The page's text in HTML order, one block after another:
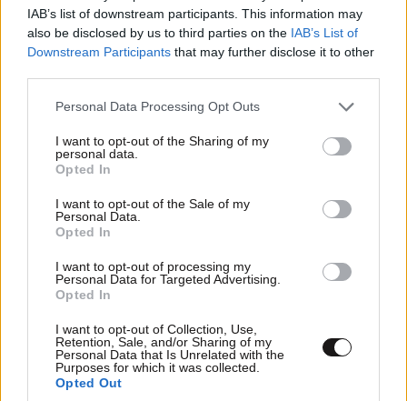
IAB’s list of downstream participants. This information may
also be disclosed by us to third parties on the IAB’s List of
Downstream Participants that may further disclose it to other
Please note that this website/app uses one or more Google
not limited to your visit or usage behaviour. You may click to
grant or deny consent to Google and its third-party tags to
use your data for below specified purposes in below Google
consent section.
Personal Data Processing Opt Outs
I want to opt-out of the Sharing of my
personal data.
Opted In
I want to opt-out of the Sale of my
Personal Data.
Opted In
I want to opt-out of processing my
Personal Data for Targeted Advertising.
Opted In
I want to opt-out of Collection, Use,
Retention, Sale, and/or Sharing of my
Personal Data that Is Unrelated with the
Purposes for which it was collected.
Opted Out
TRENDING
LIFESTYLE08·08·2026 19:12
Εριέττα Κούρκουλου – Τα 33α γενέθλια και τα
φιλιά με τον Βύρωνα Βασιλειάδη: «Καμία στιγμή
ευτυχίας δεδομένη»